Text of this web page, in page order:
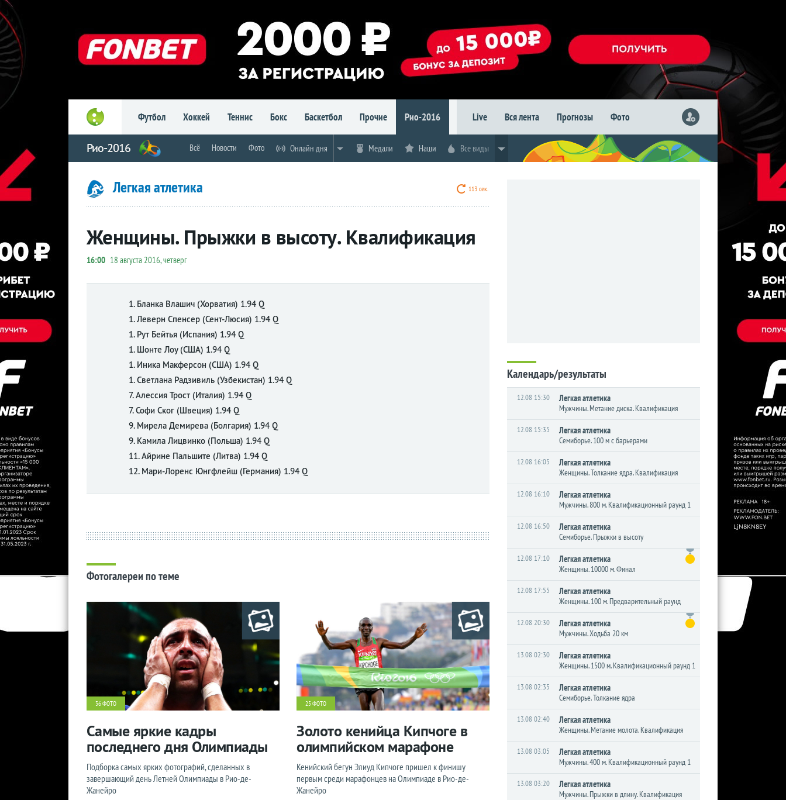
Футбол Хоккей Теннис Бокс Баскетбол Прочие Рио-2016 Live Вся лента Прогнозы Фото
Рио-2016 Всё Новости Фото Онлайн дня Медали Наши Все виды
Календарь/результаты
12.08 15:30 Легкая атлетика
Мужчины. Метание диска. Квалификация
12.08 15:35 Легкая атлетика
Семиборье. 100 м с барьерами
12.08 16:05 Легкая атлетика
Женщины. Толкание ядра. Квалификация
12.08 16:10 Легкая атлетика
Мужчины. 800 м. Квалификационный раунд 1
12.08 16:50 Легкая атлетика
Семиборье. Прыжки в высоту
12.08 17:10 Легкая атлетика
Женщины. 10000 м. Финал
12.08 17:55 Легкая атлетика
Женщины. 100 м. Предварительный раунд
12.08 20:30 Легкая атлетика
Мужчины. Ходьба 20 км
13.08 02:30 Легкая атлетика
Женщины. 1500 м. Квалификационный раунд 1
13.08 02:35 Легкая атлетика
Семиборье. Толкание ядра
13.08 02:40 Легкая атлетика
Женщины. Метание молота. Квалификация
13.08 03:05 Легкая атлетика
Мужчины. 400 м. Квалификационный раунд 1
13.08 03:20 Легкая атлетика
Мужчины. Прыжки в длину. Квалификация
Легкая атлетика 112 сек.
Женщины. Прыжки в высоту. Квалификация
16:00 18 августа 2016, четверг
1. Бланка Влашич (Хорватия) 1.94 Q
1. Леверн Спенсер (Сент-Люсия) 1.94 Q
1. Рут Бейтья (Испания) 1.94 Q
1. Шонте Лоу (США) 1.94 Q
1. Иника Макферсон (США) 1.94 Q
1. Светлана Радзивиль (Узбекистан) 1.94 Q
7. Алессия Трост (Италия) 1.94 Q
7. Софи Ског (Швеция) 1.94 Q
9. Мирела Демирева (Болгария) 1.94 Q
9. Камила Лицвинко (Польша) 1.94 Q
11. Айрине Пальшите (Литва) 1.94 Q
12. Мари-Лоренс Юнгфлейш (Германия) 1.94 Q
Фотогалереи по теме
36 ФОТО
Самые яркие кадры
последнего дня Олимпиады
Подборка самых ярких фотографий, сделанных в
завершающий день Летней Олимпиады в Рио-де-
Жанейро
25 ФОТО
Золото кенийца Кипчоге в
олимпийском марафоне
Кенийский бегун Элиуд Кипчоге пришел к финишу
первым среди марафонцев на Олимпиаде в Рио-де-
Жанейро